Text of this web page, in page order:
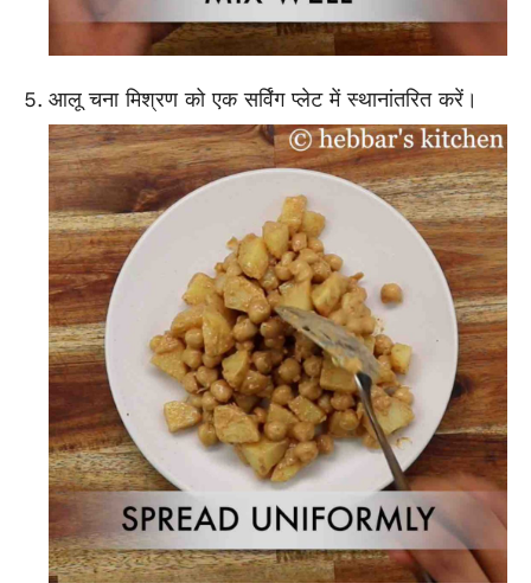
आलू चना मिश्रण को एक सर्विंग प्लेट में स्थानांतरित करें।